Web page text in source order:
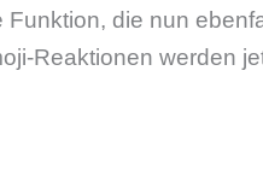
die nun
Reaktionen werden